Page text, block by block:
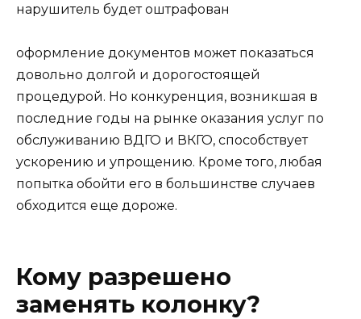
нарушитель будет оштрафован
оформление документов может показаться
довольно долгой и дорогостоящей
процедурой. Но конкуренция, возникшая в
последние годы на рынке оказания услуг по
обслуживанию ВДГО и ВКГО, способствует
ускорению и упрощению. Кроме того, любая
попытка обойти его в большинстве случаев
обходится еще дороже.
Кому разрешено
заменять колонку?